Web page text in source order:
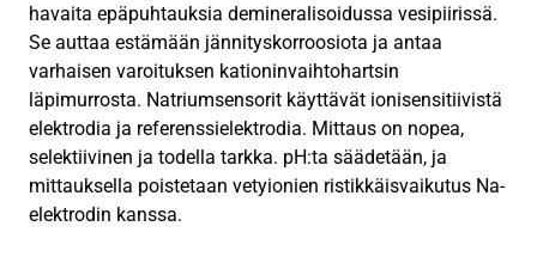
havaita epäpuhtauksia demineralisoidussa vesipiirissä.
Se auttaa estämään jännityskorroosiota ja antaa
varhaisen varoituksen kationinvaihtohartsin
läpimurrosta. Natriumsensorit käyttävät ionisensitiivistä
elektrodia ja referenssielektrodia. Mittaus on nopea,
selektiivinen ja todella tarkka. pH:ta säädetään, ja
mittauksella poistetaan vetyionien ristikkäisvaikutus Na-
elektrodin kanssa.